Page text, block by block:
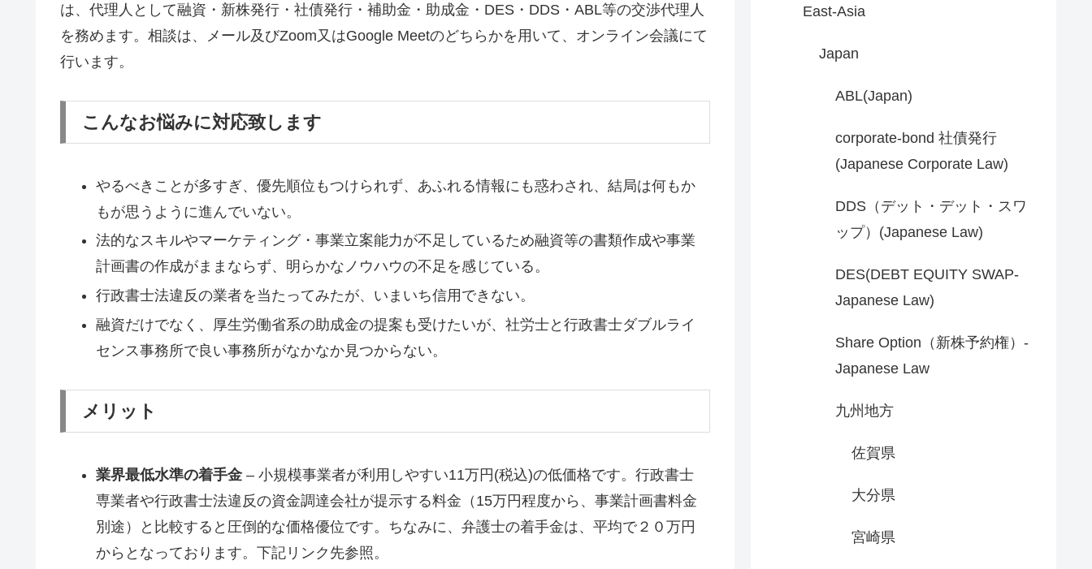
は、代理人として融資・新株発行・社債発行・補助金・助成金・DES・DDS・ABL等の交渉代理人
を務めます。相談は、メール及びZoom又はGoogle Meetのどちらかを用いて、オンライン会議にて
行います。
こんなお悩みに対応致します
やるべきことが多すぎ、優先順位もつけられず、あふれる情報にも惑わされ、結局は何もか
もが思うように進んでいない。
法的なスキルやマーケティング・事業立案能力が不足しているため融資等の書類作成や事業
計画書の作成がままならず、明らかなノウハウの不足を感じている。
行政書士法違反の業者を当たってみたが、いまいち信用できない。
融資だけでなく、厚生労働省系の助成金の提案も受けたいが、社労士と行政書士ダブルライ
センス事務所で良い事務所がなかなか見つからない。
メリット
業界最低水準の着手金– 小規模事業者が利用しやすい11万円(税込)の低価格です。行政書士
専業者や行政書士法違反の資金調達会社が提示する料金（15万円程度から、事業計画書料金
別途）と比較すると圧倒的な価格優位です。ちなみに、弁護士の着手金は、平均で２０万円
からとなっております。下記リンク先参照。
East-Asia
Japan
ABL(Japan)
corporate-bond 社債発行
(Japanese Corporate Law)
DDS（デット・デット・スワ
ップ）(Japanese Law)
DES(DEBT EQUITY SWAP-
Japanese Law)
Share Option（新株予約権）-
Japanese Law
九州地方
佐賀県
大分県
宮崎県